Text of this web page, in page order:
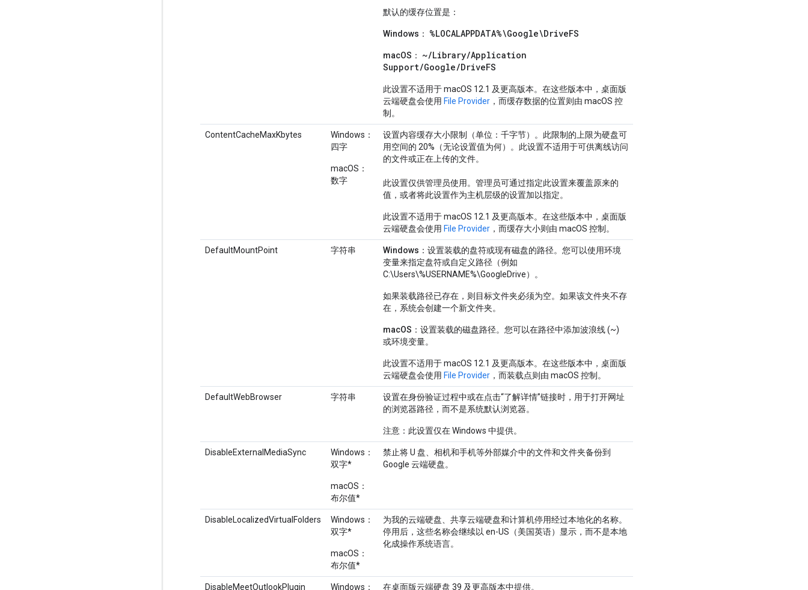
默认的缓存位置是：
Windows ： %LOCALAPPDATA%\Google\DriveFS
macOS ： ~/Library/Application
Support/Google/DriveFS
此设置不适用于 macOS 12.1 及更高版本。在这些版本中，桌面版
云端硬盘会使用 File Provider ，而缓存数据的位置则由 macOS 控
制。
ContentCacheMaxKbytes
Windows：
四字
macOS：
数字
设置内容缓存大小限制（单位：千字节）。此限制的上限为硬盘可
用空间的 20%（无论设置值为何）。此设置不适用于可供离线访问
的文件或正在上传的文件。
此设置仅供管理员使用。管理员可通过指定此设置来覆盖原来的
值，或者将此设置作为主机层级的设置加以指定。
此设置不适用于 macOS 12.1 及更高版本。在这些版本中，桌面版
云端硬盘会使用 File Provider ，而缓存大小则由 macOS 控制。
DefaultMountPoint 字符串 Windows ：设置装载的盘符或现有磁盘的路径。您可以使用环境
变量来指定盘符或自定义路径（例如
C:\Users\%USERNAME%\GoogleDrive）。
如果装载路径已存在，则目标文件夹必须为空。如果该文件夹不存
在，系统会创建一个新文件夹。
macOS ：设置装载的磁盘路径。您可以在路径中添加波浪线 (~)
或环境变量。
此设置不适用于 macOS 12.1 及更高版本。在这些版本中，桌面版
云端硬盘会使用 File Provider ，而装载点则由 macOS 控制。
DefaultWebBrowser 字符串
设置在身份验证过程中或在点击“了解详情”链接时，用于打开网址
的浏览器路径，而不是系统默认浏览器。
注意：此设置仅在 Windows 中提供。
DisableExternalMediaSync
Windows：
双字*
macOS：
布尔值*
禁止将 U 盘、相机和手机等外部媒介中的文件和文件夹备份到
Google 云端硬盘。
DisableLocalizedVirtualFolders
Windows：
双字*
macOS：
布尔值*
为我的云端硬盘 共享云端硬盘和计算机停用经过本地化的名称。
停用后，这些名称会继续以 en-US（美国英语）显示，而不是本地
化成操作系统语言。
DisableMeetOutlookPlugin Windows： 在桌面版云端硬盘 39 及更高版本中提供。